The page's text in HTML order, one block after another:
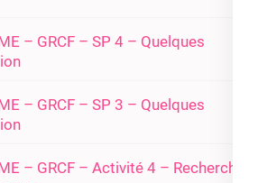
– GRCF – SP 4 – Quelques
– GRCF – SP 3 – Quelques
– GRCF – Activité 4 – Recherche